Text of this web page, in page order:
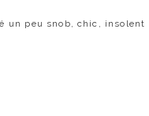
un peu snob, chic, insolent